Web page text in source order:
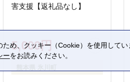
害支援【返礼品なし】
5,000円
め、クッキー（Cookie）を使用して
ーをお読みください。